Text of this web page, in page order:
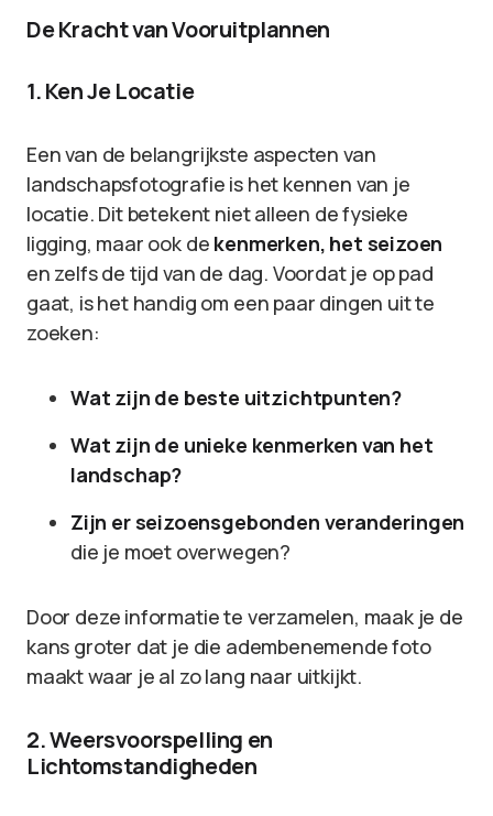
De Kracht van Vooruitplannen
1. Ken Je Locatie
Een van de belangrijkste aspecten van
landschapsfotografie is het kennen van je
locatie. Dit betekent niet alleen de fysieke
ligging, maar ook de kenmerken, het seizoen
en zelfs de tijd van de dag. Voordat je op pad
gaat, is het handig om een paar dingen uit te
zoeken:
Wat zijn de beste uitzichtpunten?
Wat zijn de unieke kenmerken van het
landschap?
Zijn er seizoensgebonden veranderingen
die je moet overwegen?
Door deze informatie te verzamelen, maak je de
kans groter dat je die adembenemende foto
maakt waar je al zo lang naar uitkijkt.
2. Weersvoorspelling en
Lichtomstandigheden